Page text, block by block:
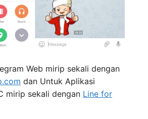
Web mirip sekali dengan
dan Untuk Aplikasi
mirip sekali dengan Line for